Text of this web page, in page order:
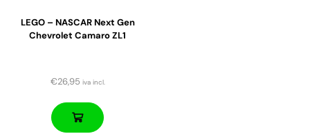
LEGO – NASCAR Next Gen
Chevrolet Camaro ZL1
€26,95 iva incl.